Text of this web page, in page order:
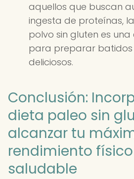
aquellos que buscan
ingesta de proteínas,
polvo sin gluten es
para preparar batidos
deliciosos.
Conclusión:
dieta paleo sin
alcanzar tu
rendimiento
saludable